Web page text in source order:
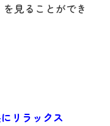
を見ることができ
リラックス